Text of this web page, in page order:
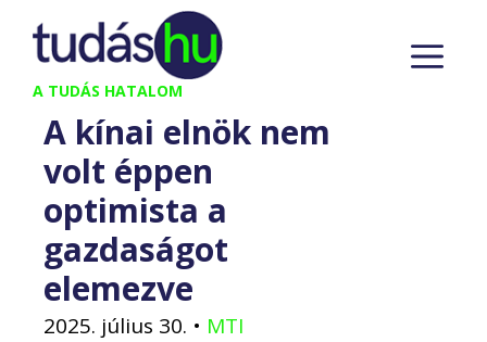
Kilépés
tartalomba
A TUDÁS HATALOM
A kínai elnök nem
volt éppen
optimista a
gazdaságot
elemezve
2025. július 30. • MTI